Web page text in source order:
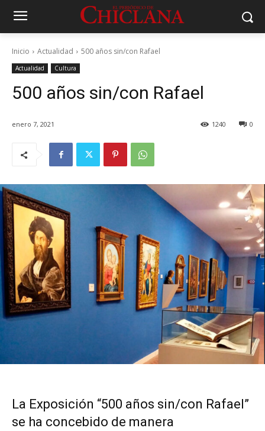
Inicio Actualidad 500 años sin/con Rafael
Actualidad Cultura
500 años sin/con Rafael
enero 7, 2021 0
1240
La Exposición “500 años sin/con Rafael”
se ha concebido de manera